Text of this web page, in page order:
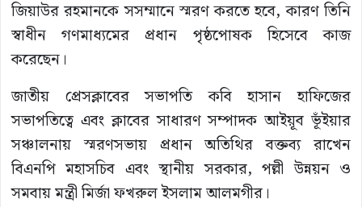
জিয়াউর রহমানকে সসম্মানে স্মরণ করতে হবে, কারণ তিনি
স্বাধীন গণমাধ্যমের প্রধান পৃষ্ঠপোষক হিসেবে কাজ
করেছেন।
জাতীয় প্রেসক্লাবের সভাপতি কবি হাসান হাফিজের
সভাপতিত্বে এবং ক্লাবের সাধারণ সম্পাদক আইয়ূব ভূঁইয়ার
সঞ্চালনায় স্মরণসভায় প্রধান অতিথির বক্তব্য রাখেন
বিএনপি মহাসচিব এবং স্থানীয় সরকার, পল্লী উন্নয়ন ও
সমবায় মন্ত্রী মির্জা ফখরুল ইসলাম আলমগীর।